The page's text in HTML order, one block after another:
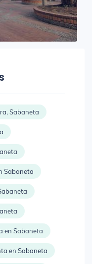
Sabaneta
Sabaneta
en Sabaneta
en Sabaneta